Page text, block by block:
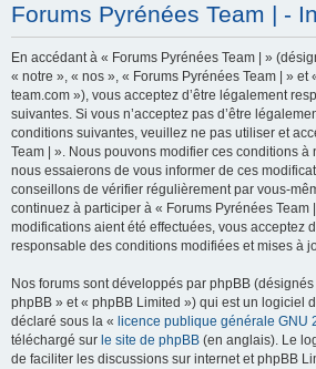
Forums Pyrénées Team | -
En accédant à « Forums Pyrénées Team | »
« notre », « nos », « Forums Pyrénées Team | » et
team.com »), vous acceptez d’être légalement
suivantes. Si vous n’acceptez pas d’être
conditions suivantes, veuillez ne pas utiliser et
Team | ». Nous pouvons modifier ces conditions à
nous essaierons de vous informer de ces
conseillons de vérifier régulièrement par vous-
continuez à participer à « Forums Pyrénées Team
modifications aient été effectuées, vous acceptez
responsable des conditions modifiées et mises à
Nos forums sont développés par phpBB
phpBB » et « phpBB Limited ») qui est un logiciel
déclaré sous la « licence publique générale GNU
téléchargé sur le site de phpBB (en anglais). Le
de faciliter les discussions sur internet et phpBB